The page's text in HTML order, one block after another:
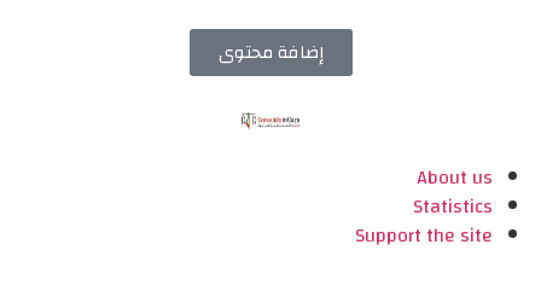
إضافة محتوى
About us
Statistics
Support the site